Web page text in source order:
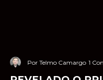
Por Telmo Camargo 1